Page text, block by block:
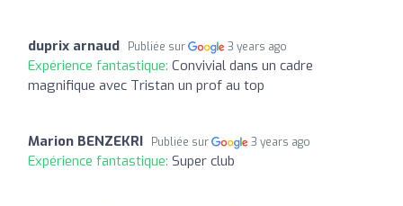
duprix arnaud Publiée sur 3 years ago
Expérience fantastique: Convivial dans un cadre
magnifique avec Tristan un prof au top
Marion BENZEKRI Publiée sur 3 years ago
Expérience fantastique: Super club